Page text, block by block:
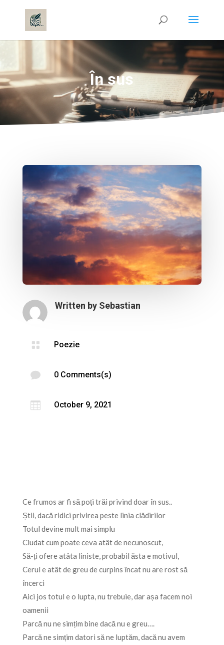
În sus
Written by Sebastian
 Poezie
 0 Comments(s)
 October 9, 2021
Ce frumos ar fi să poți trăi privind doar în sus..
Știi, dacă ridici privirea peste linia clădirilor
Totul devine mult mai simplu
Ciudat cum poate ceva atât de necunoscut,
Să-ți ofere atâta liniste, probabil ăsta e motivul,
Cerul e atât de greu de curpins încat nu are rost să
încerci
Aici jos totul e o lupta, nu trebuie, dar așa facem noi
oamenii
Parcă nu ne simțim bine dacă nu e greu….
Parcă ne simțim datori să ne luptăm, dacă nu avem